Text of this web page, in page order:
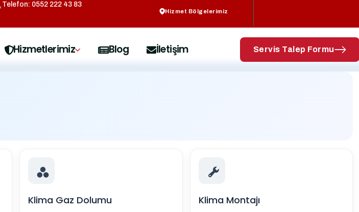
Telefon: 0552 222 43 83
Hizmet Bölgelerimiz
Hizmetlerimiz Blog İletişim Servis Talep Formu
Klima Gaz Dolumu Klima Montajı